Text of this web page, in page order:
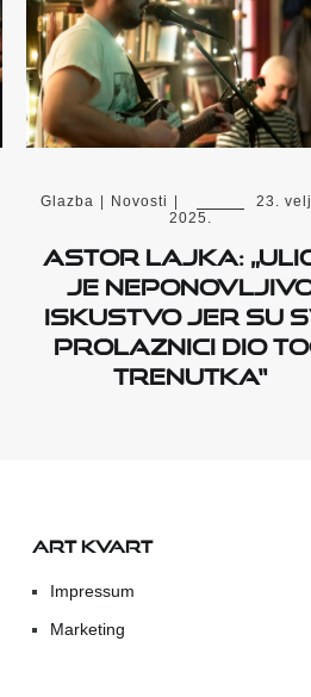
Glazba | Novosti |
23.
2025.
Astor Lajka:
je
iskustvo jer su
prolaznici dio
trenutka“
ART KVART
Impressum
Marketing